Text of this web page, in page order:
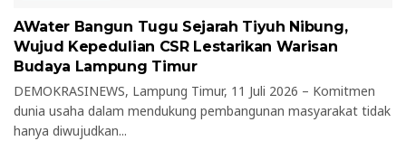
AWater Bangun Tugu Sejarah Tiyuh Nibung,
Wujud Kepedulian CSR Lestarikan Warisan
Budaya Lampung Timur
DEMOKRASINEWS, Lampung Timur, 11 Juli 2026 – Komitmen
dunia usaha dalam mendukung pembangunan masyarakat tidak
hanya diwujudkan...